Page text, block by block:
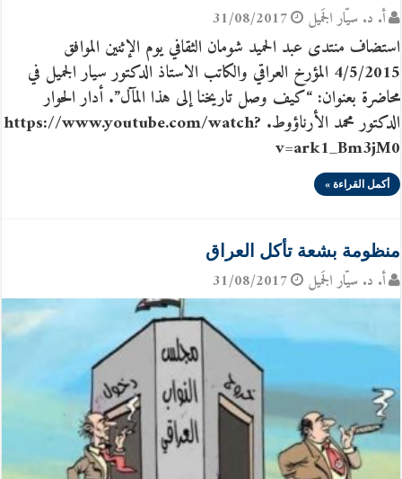
أ. د. سيّار الجَميل 31/08/2017
استضاف منتدى عبد الحميد شومان الثقافي يوم الإثنين الموافق
4/5/2015 المؤرخ العراقي والكاتب الاستاذ الدكتور سيار الجميل في
محاضرة بعنوان: “كيف وصل تاريخنا إلى هذا المآل”. أدار الحوار
الدكتور محمد الأرناؤوط. https://www.youtube.com/watch?
v=ark1_Bm3jM0
أكمل القراءة »
منظومة بشعة تأكل العراق
أ. د. سيّار الجَميل 31/08/2017